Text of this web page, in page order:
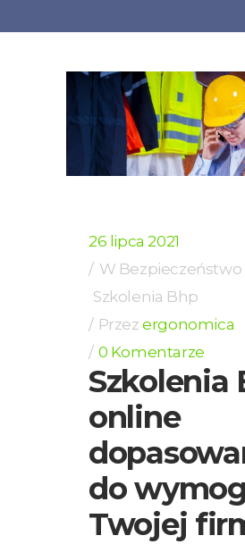
26 lipca 2021
W Bezpieczeństwo
Szkolenia Bhp
Przezergonomica
0 Komentarze
Szkolenia
online
do
Twojej